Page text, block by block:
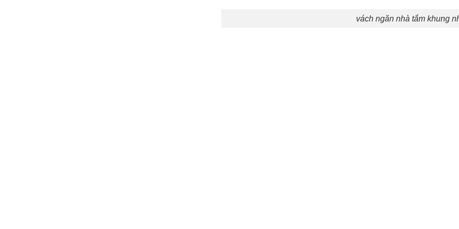
vách ngăn nhà tắm khung